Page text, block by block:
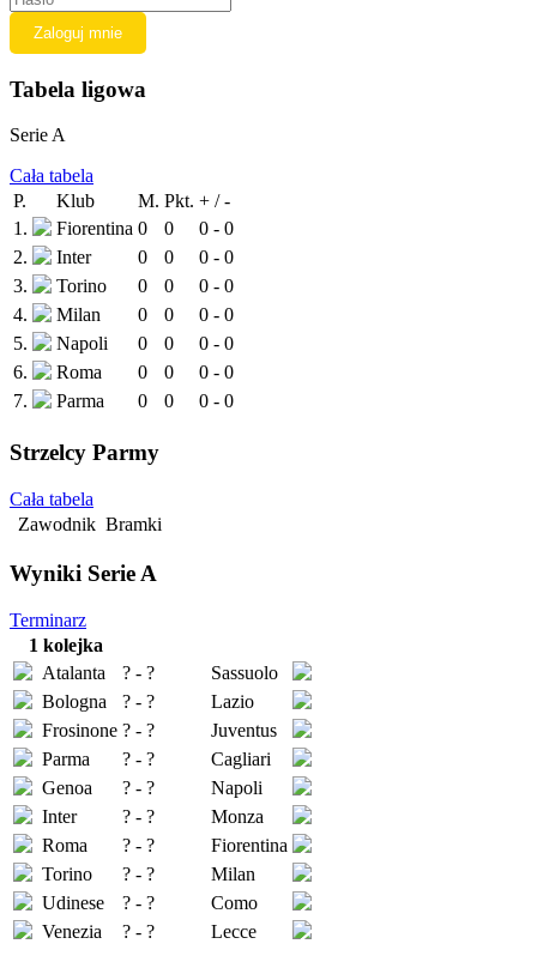
Tabela ligowa
Serie A
Cała tabela
P.
Klub M. Pkt. + / -
1.
Fiorentina 0 0
0 - 0
2.
Inter 0 0
0 - 0
3.
Torino 0 0
0 - 0
4.
Milan 0 0
0 - 0
5.
Napoli 0 0
0 - 0
6.
Roma 0 0
0 - 0
7.
Parma 0 0 0 - 0
Strzelcy Parmy
Cała tabela
Zawodnik Bramki
Wyniki Serie A
Terminarz
1 kolejka
Atalanta
? - ?
Sassuolo
Bologna
? - ?
Lazio
Frosinone ? - ?
Juventus
Parma
? - ?
Cagliari
Genoa
? - ?
Napoli
Inter
? - ?
Monza
Roma
? - ?
Fiorentina
Torino
? - ?
Milan
Udinese
? - ?
Como
Venezia
? - ? Lecce